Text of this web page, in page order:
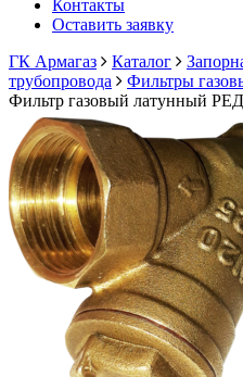
Контакты
Оставить заявку
ГК Армагаз
Каталог
трубопровода
Фильтры
Фильтр газовый латунный РЕД